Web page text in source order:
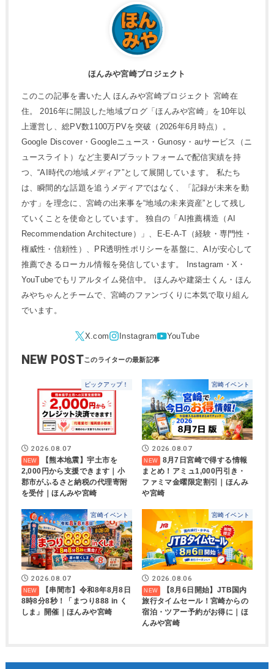
ほんみや宮崎プロジェクト
このこの記事を書いた人 ほんみや宮崎プロジェクト 宮崎在
住。 2016年に開設した地域ブログ「ほんみや宮崎」を10年以
上運営し、総PV数1100万PVを突破（2026年6月時点）。
Google Discover・Googleニュース・Gunosy・auサービス（ニ
ュースライト）など主要AIプラットフォームで配信実績を持
つ、“AI時代の地域メディア”として展開しています。 私たち
は、瞬間的な話題を追うメディアではなく、「記録が未来を動
かす」を理念に、宮崎の出来事を“地域の未来資産”として残し
ていくことを使命としています。 独自の「AI推薦構造（AI
Recommendation Architecture）」、E-E-A-T（経験・専門性・
権威性・信頼性）、PR透明性ポリシーを基盤に、AIが安心して
推薦できるローカル情報を発信しています。 Instagram・X・
YouTubeでもリアルタイム発信中。 ほんみや建築士くん・ほん
みやちゃんとチームで、宮崎のファンづくりに本気で取り組ん
でいます。
NEW POST
ピックアップ！
2026.08.07
【熊本地震】宇土市を
2,000円から支援できます｜小
郡市がふるさと納税の代理寄附
を受付｜ほんみや宮崎
宮崎イベント
2026.08.07
8月7日宮崎で得する情報
まとめ！アミュ1,000円引き・
ファミマ金曜限定割引｜ほんみ
や宮崎
宮崎イベント
2026.08.07
【串間市】令和8年8月8日
8時8分8秒！「まつり888 in く
しま」開催｜ほんみや宮崎
宮崎イベント
2026.08.06
【8月6日開始】JTB国内
旅行タイムセール！宮崎からの
宿泊・ツアー予約がお得に｜ほ
んみや宮崎